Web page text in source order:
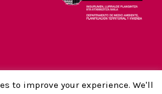
to improve your experience. We'll